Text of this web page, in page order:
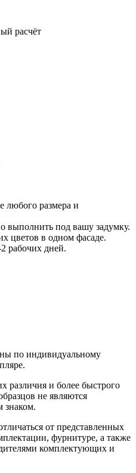
расчёт
любого размера и
выполнить под вашу задумку.
цветов в одном фасаде.
рабочих дней.
по индивидуальному
различия и более быстрого
не являются
знаком.
от представленных
фурнитуре, а также
комплектующих и